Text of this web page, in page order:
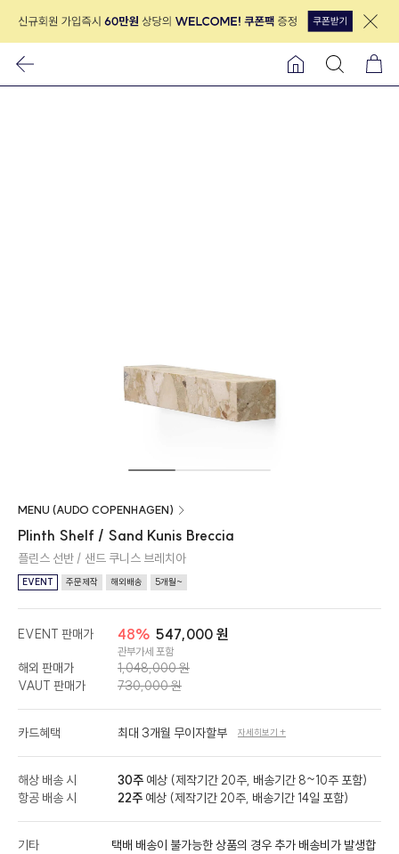
MENU (AUDO COPENHAGEN)
Plinth Shelf / Sand Kunis Breccia
플린스 선반 / 샌드 쿠니스 브레치아
EVENT 주문제작 해외배송 5개월~
해외 판매가
1,048,000 원
VAUT 판매가
730,000 원
EVENT 판매가 48% 547,000 원
관부가세 포함
카드혜택 최대 3개월 무이자할부 자세히보기 +
해상 배송 시 30주 예상 (제작기간 20주, 배송기간 8~10주 포함)
항공 배송 시
22주 예상 (제작기간 20주, 배송기간 14일 포함)
기타
택배 배송이 불가능한 상품의 경우 추가 배송비가 발생합